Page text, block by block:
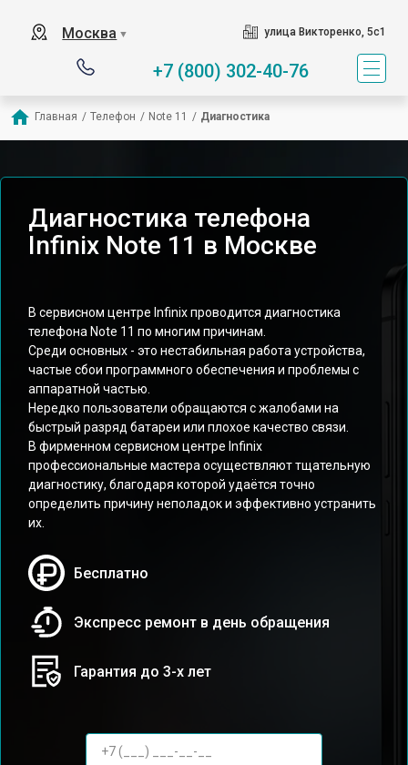
Москва ▼ улица Викторенко, 5с1
+7 (800) 302-40-76
Главная / Телефон / Note 11 / Диагностика
Диагностика телефона
Infinix Note 11 в Москве
В сервисном центре Infinix проводится диагностика
телефона Note 11 по многим причинам.
Среди основных - это нестабильная работа устройства,
частые сбои программного обеспечения и проблемы с
аппаратной частью.
Нередко пользователи обращаются с жалобами на
быстрый разряд батареи или плохое качество связи.
В фирменном сервисном центре Infinix
профессиональные мастера осуществляют тщательную
диагностику, благодаря которой удаётся точно
определить причину неполадок и эффективно устранить
их.
Бесплатно
Экспресс ремонт в день обращения
Гарантия до 3-х лет